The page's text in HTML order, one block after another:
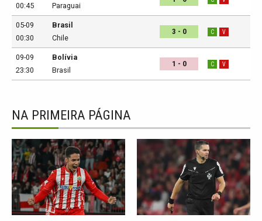
00:45
Paraguai
05-09
00:30
Brasil
Chile
3 - 0 C V
09-09
23:30
Bolívia
Brasil
1 - 0 C V
NA PRIMEIRA PÁGINA